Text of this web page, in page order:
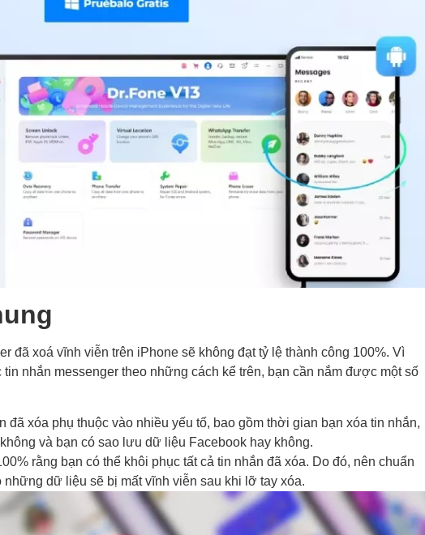
đã xoá vĩnh viễn trên iPhone sẽ không đạt tỷ lệ thành công 100%. Vì
nhắn messenger theo những cách kể trên, bạn cần nắm được một số
đã xóa phụ thuộc vào nhiều yếu tố, bao gồm thời gian bạn xóa tin nhắn,
và bạn có sao lưu dữ liệu Facebook hay không.
rằng bạn có thể khôi phục tất cả tin nhắn đã xóa. Do đó, nên chuẩn
những dữ liệu sẽ bị mất vĩnh viễn sau khi lỡ tay xóa.